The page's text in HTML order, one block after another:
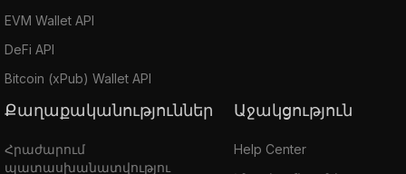
EVM Wallet API
DeFi API
Bitcoin (xPub) Wallet API
Քաղաքականություններ
Հրաժարում
պատասխանատվությու
Աջակցություն
Help Center